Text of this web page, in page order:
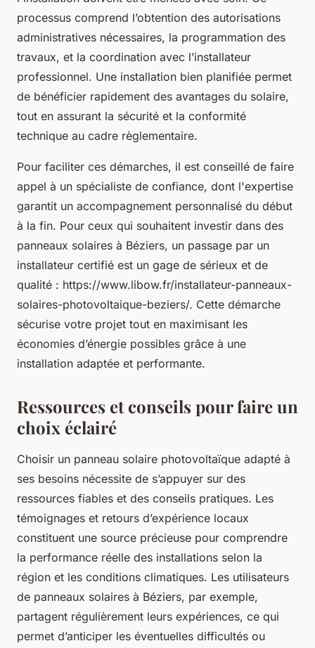
processus comprend l’obtention des autorisations
administratives nécessaires, la programmation des
travaux, et la coordination avec l’installateur
professionnel. Une installation bien planifiée permet
de bénéficier rapidement des avantages du solaire,
tout en assurant la sécurité et la conformité
technique au cadre règlementaire.
Pour faciliter ces démarches, il est conseillé de faire
appel à un spécialiste de confiance, dont l'expertise
garantit un accompagnement personnalisé du début
à la fin. Pour ceux qui souhaitent investir dans des
panneaux solaires à Béziers, un passage par un
installateur certifié est un gage de sérieux et de
qualité : https://www.libow.fr/installateur-panneaux-
solaires-photovoltaique-beziers/. Cette démarche
sécurise votre projet tout en maximisant les
économies d’énergie possibles grâce à une
installation adaptée et performante.
Ressources et conseils pour faire un
choix éclairé
Choisir un panneau solaire photovoltaïque adapté à
ses besoins nécessite de s’appuyer sur des
ressources fiables et des conseils pratiques. Les
témoignages et retours d’expérience locaux
constituent une source précieuse pour comprendre
la performance réelle des installations selon la
région et les conditions climatiques. Les utilisateurs
de panneaux solaires à Béziers, par exemple,
partagent régulièrement leurs expériences, ce qui
permet d’anticiper les éventuelles difficultés ou